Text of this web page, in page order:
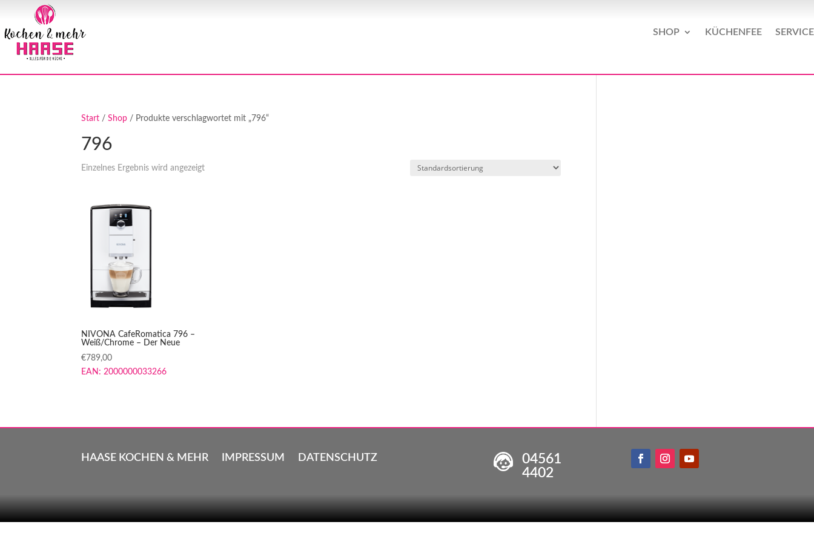
SHOP KÜCHENFEE SERVICE
Start /Shop / Produkte verschlagwortet mit „796“
796
Einzelnes Ergebnis wird angezeigt
NIVONA CafeRomatica 796 –
Weiß/Chrome – Der Neue
€789,00
EAN:2000000033266
HAASE KOCHEN & MEHR IMPRESSUM DATENSCHUTZ
04561
4402